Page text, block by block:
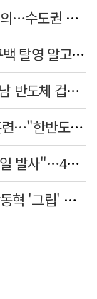
李대통령, 오늘 부동산 공급대책 2차 회의…수도권 공급안 논의
[단독] 김영수 "국방부 청문준비단, 안규백 탈영 알고있었다"
정청래, 靑 겨냥... "신천지·레버리지·호남 반도체 겁박 사과하라"
美해병대, 한국서 첫 자폭드론 실사격훈련…"한반도 지형 학습"
합참 "北, 원산 일대서 단거리 탄도미사일 발사"…42일 만
선관위 의혹 증폭·비당권파 자충수에 장동혁 '그립' 더 강해졌다